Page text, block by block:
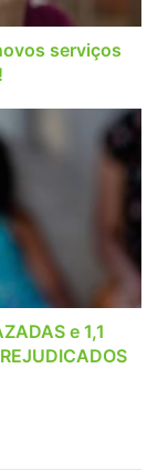
serviços
e 1,1